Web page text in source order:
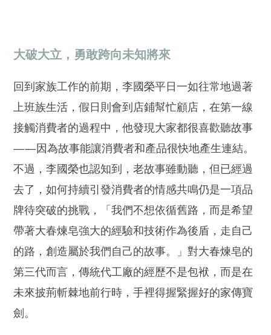
大破大立，勇敢跨向未知將來
回到家族工作的前期，李國榮平日一如往常地過著
上班族生活，假日則會到店鋪幫忙顧店，在第一線
接觸消費者的過程中，他發現大家都很喜歡聽故事
——因為故事能讓消費者和產品很快地產生連結。
不過，李國榮也認知到，老故事雖動聽，但已經過
去了，如何持續引發消費者的情感共鳴仍是一項品
牌待突破的挑戰，「我們不想依循舊路，而是希望
帶著大春煉皂強大的經驗和技術作為後盾，走自己
的路，創造屬於我們自己的故事。」對大春煉皂的
第三代而言，傳統代工廠的經歷不是包袱，而是在
未來披荊斬棘地前行時，手裡得握緊握好的家傳寶
劍。